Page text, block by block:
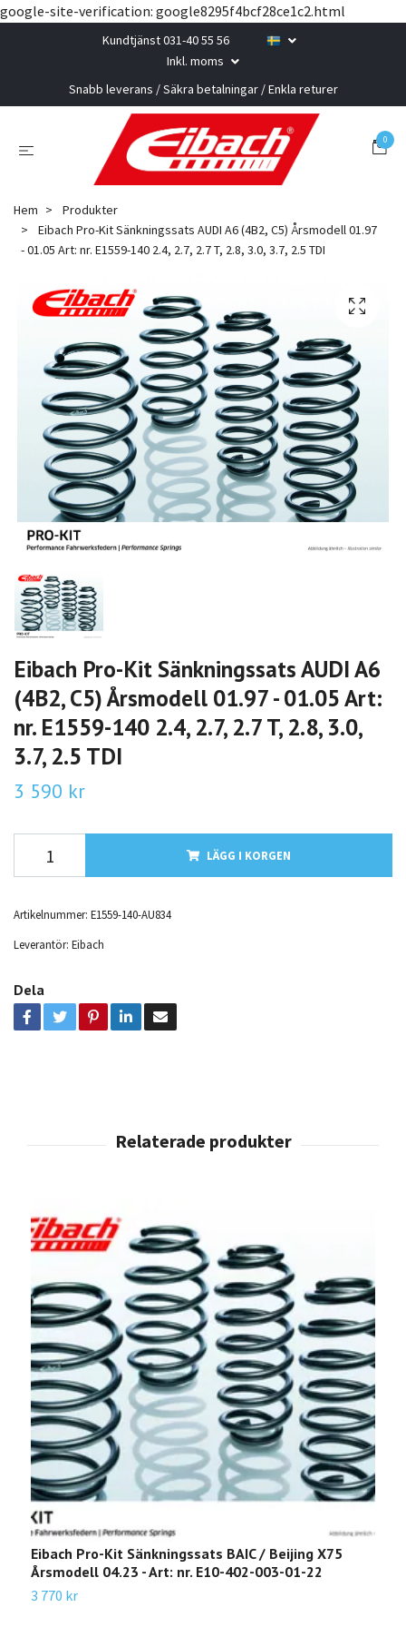
google-site-verification: google8295f4bcf28ce1c2.html
Kundtjänst 031-40 55 56
Inkl. moms
Snabb leverans / Säkra betalningar / Enkla returer
0
Hem
Produkter
Eibach Pro-Kit Sänkningssats AUDI A6 (4B2, C5) Årsmodell 01.97
- 01.05 Art: nr. E1559-140 2.4, 2.7, 2.7 T, 2.8, 3.0, 3.7, 2.5 TDI
Eibach Pro-Kit Sänkningssats AUDI A6
(4B2, C5) Årsmodell 01.97 - 01.05 Art:
nr. E1559-140 2.4, 2.7, 2.7 T, 2.8, 3.0,
3.7, 2.5 TDI
3 590 kr
LÄGG I KORGEN
Artikelnummer: E1559-140-AU834
Leverantör: Eibach
Dela
Eibach Pro-Kit Sänkningssats BAIC / Beijing X75
Årsmodell 04.23 - Art: nr. E10-402-003-01-22
3 770 kr